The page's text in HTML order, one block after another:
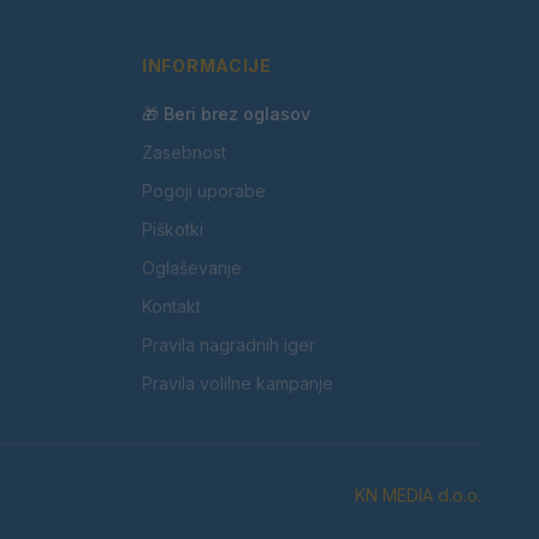
INFORMACIJE
🎁 Beri brez oglasov
Zasebnost
Pogoji uporabe
Piškotki
Oglaševanje
Kontakt
Pravila nagradnih iger
Pravila volilne kampanje
KN MEDIA d.o.o.